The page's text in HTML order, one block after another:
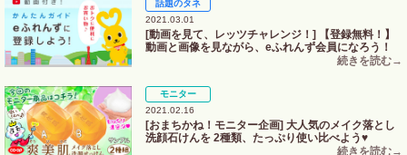
話題のタネ
2021.03.01
[動画を見て、レッツチャレンジ！] 【登録無料！】
動画と画像を見ながら、eふれんず会員になろう！
モニター
2021.02.16
[おまちかね！モニター企画] 大人気のメイク落とし
洗顔石けんを 2種類、たっぷり使い比べよう♥